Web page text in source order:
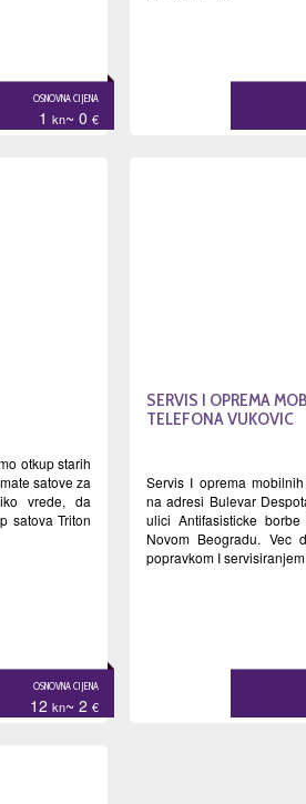
OSNOVNA CIJENA
1 kn~ 0 €
otkup starih
satove za
vrede, da
satova Triton
OSNOVNA CIJENA
12 kn~ 2 €
SERVIS I OPREMA
TELEFONA VUKOVIC
Servis I oprema
na adresi Bulevar
ulici Antifasisticke
Novom Beogradu. Vec
popravkom I